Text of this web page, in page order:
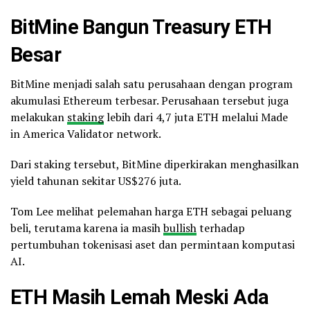
BitMine Bangun Treasury ETH
Besar
BitMine menjadi salah satu perusahaan dengan program
akumulasi Ethereum terbesar. Perusahaan tersebut juga
melakukan stakinglebih dari 4,7 juta ETH melalui Made
in America Validator network.
Dari staking tersebut, BitMine diperkirakan menghasilkan
yield tahunan sekitar US$276 juta.
Tom Lee melihat pelemahan harga ETH sebagai peluang
beli, terutama karena ia masihbullishterhadap
pertumbuhan tokenisasi aset dan permintaan komputasi
AI.
ETH Masih Lemah Meski Ada